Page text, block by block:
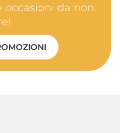
da non